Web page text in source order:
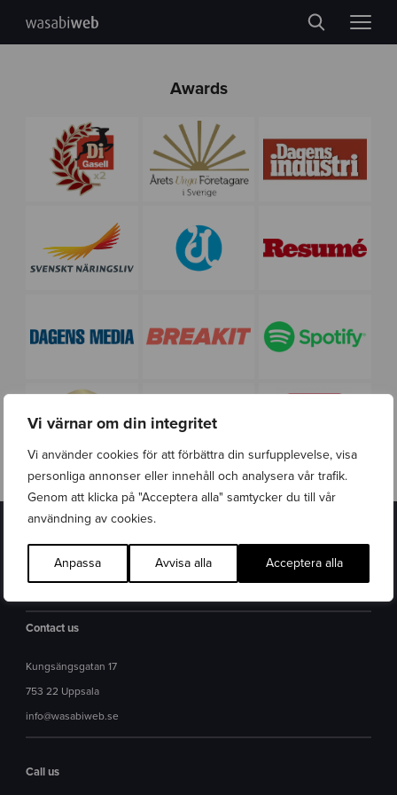
Vi värnar om din integritet
Vi använder cookies för att förbättra din surfupplevelse, visa
personliga annonser eller innehåll och analysera vår trafik.
Genom att klicka på "Acceptera alla" samtycker du till vår
användning av cookies.
Anpassa Avvisa alla Acceptera alla
Awards
Contact us
Kungsängsgatan 17
753 22 Uppsala
info@wasabiweb.se
Call us